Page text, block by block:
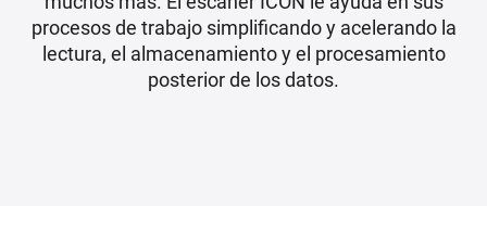
procesos de trabajo simplificando y acelerando la
lectura, el almacenamiento y el procesamiento
posterior de los datos.